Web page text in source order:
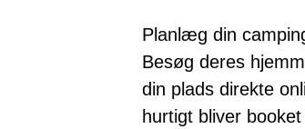
Planlæg din
Besøg deres
din plads direkte
hurtigt bliver